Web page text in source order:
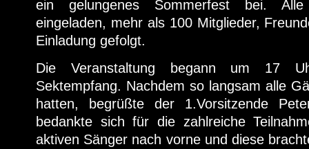
ein gelungenes Sommerfest bei. Alle
eingeladen, mehr als 100 Mitglieder,
Einladung gefolgt.
Die Veranstaltung begann um 17
Sektempfang. Nachdem so langsam alle
hatten, begrüßte der 1.Vorsitzende
bedankte sich für die zahlreiche
aktiven Sänger nach vorne und diese